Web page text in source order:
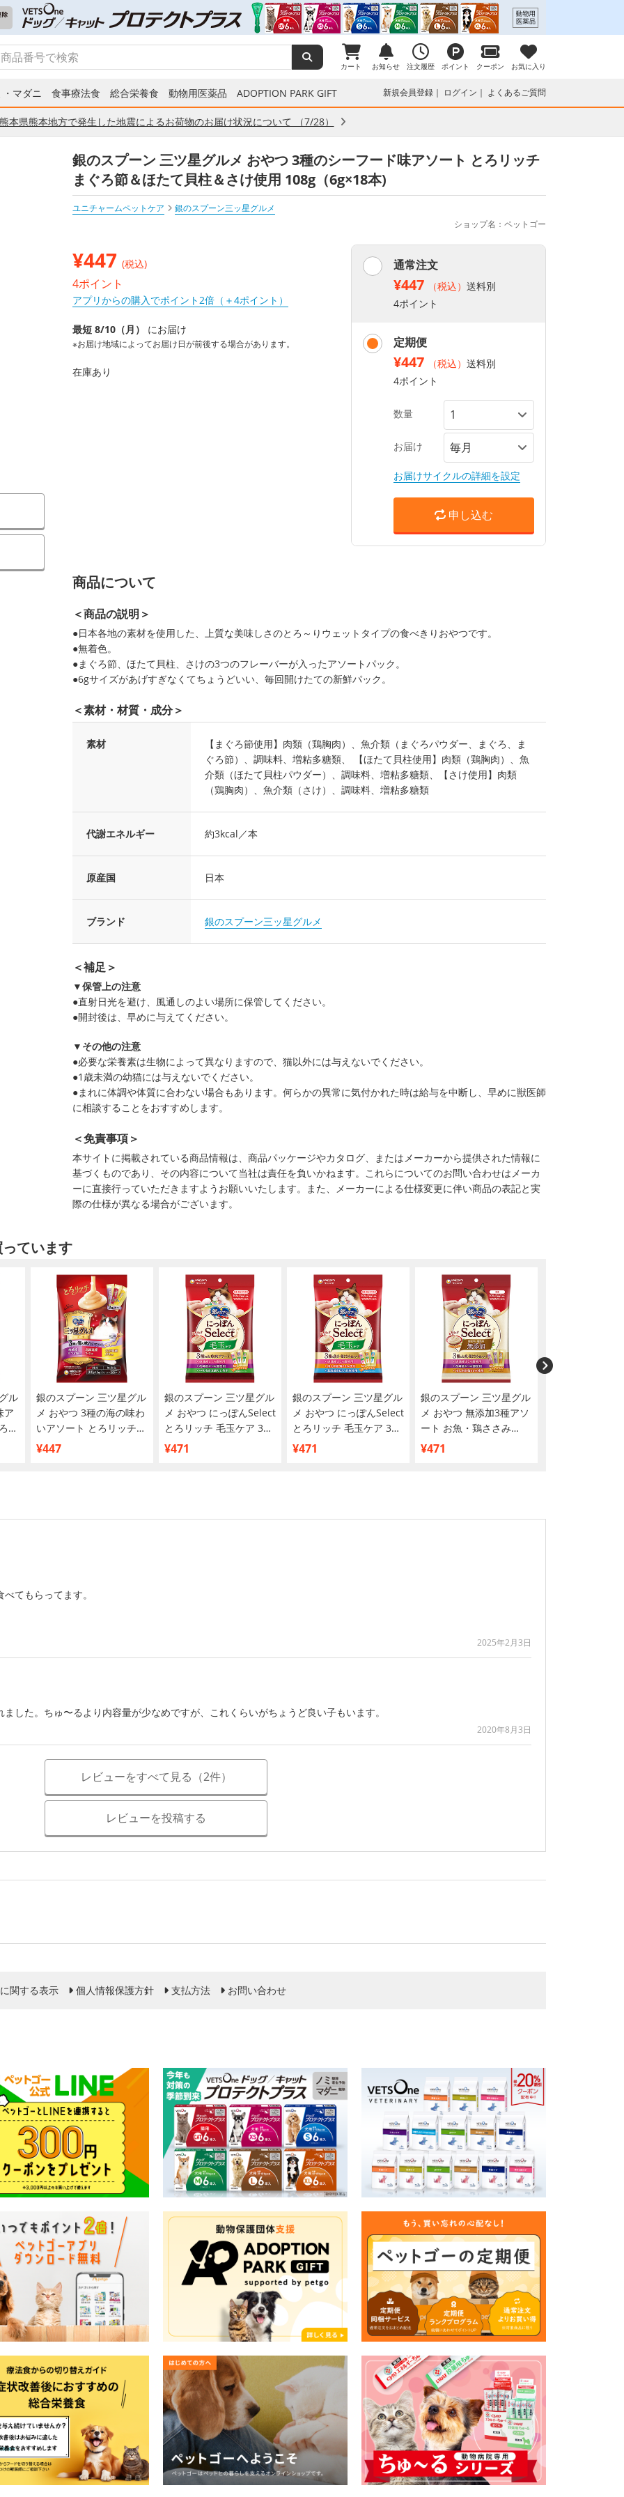
カート お知らせ 注文履歴 ポイント クーポン お気に入り
・マダニ 食事療法食 総合栄養食 動物用医薬品 ADOPTION PARK GIFT 新規会員登録 ログイン よくあるご質問
熊本県熊本地方で発生した地震によるお荷物のお届け状況について （7/28）
銀のスプーン 三ツ星グルメ おやつ 3種のシーフード味アソート とろリッチ
まぐろ節＆ほたて貝柱＆さけ使用 108g（6g×18本)
ユニチャームペットケア
銀のスプーン三ッ星グルメ
ショップ名：ペットゴー
¥447 (税込)
4ポイント
アプリからの購入でポイント2倍（＋4ポイント）
最短 8/10（月） にお届け
※お届け地域によってお届け日が前後する場合があります。
在庫あり
通常注文
¥447 （税込） 送料別
4ポイント
定期便
¥447 （税込） 送料別
4ポイント
数量
お届け
お届けサイクルの詳細を設定
申し込む
商品について
＜商品の説明＞
●日本各地の素材を使用した、上質な美味しさのとろ～りウェットタイプの食べきりおやつです。
●無着色。
●まぐろ節、ほたて貝柱、さけの3つのフレーバーが入ったアソートパック。
●6gサイズがあげすぎなくてちょうどいい、毎回開けたての新鮮パック。
＜素材・材質・成分＞
素材
【まぐろ節使用】肉類（鶏胸肉）、魚介類（まぐろパウダー、まぐろ、ま
ぐろ節）、調味料、増粘多糖類、 【ほたて貝柱使用】肉類（鶏胸肉）、魚
介類（ほたて貝柱パウダー）、調味料、増粘多糖類、【さけ使用】肉類
（鶏胸肉）、魚介類（さけ）、調味料、増粘多糖類
代謝エネルギー 約3kcal／本
原産国 日本
ブランド 銀のスプーン三ッ星グルメ
＜補足＞
▼保管上の注意
●直射日光を避け、風通しのよい場所に保管してください。
●開封後は、早めに与えてください。
▼その他の注意
●必要な栄養素は生物によって異なりますので、猫以外には与えないでください。
●1歳未満の幼猫には与えないでください。
●まれに体調や体質に合わない場合もあります。何らかの異常に気付かれた時は給与を中断し、早めに獣医師
に相談することをおすすめします。
＜免責事項＞
本サイトに掲載されている商品情報は、商品パッケージやカタログ、またはメーカーから提供された情報に
基づくものであり、その内容について当社は責任を負いかねます。これらについてのお問い合わせはメーカ
ーに直接行っていただきますようお願いいたします。また、メーカーによる仕様変更に伴い商品の表記と実
際の仕様が異なる場合がございます。
ています
ル
ア
入
銀のスプーン 三ツ星グル
メ おやつ 3種の海の味わ
いアソート とろリッチ
かつお節＆さけ＆ぶり使
¥447
銀のスプーン 三ツ星グル
メ おやつ にっぽんSelect
とろリッチ 毛玉ケア 3種
のアソート まぐろ節＆か
¥471
銀のスプーン 三ツ星グル
メ おやつ にっぽんSelect
とろリッチ 毛玉ケア 3種
のアソート まぐろ＆鶏さ
¥471
銀のスプーン 三ツ星グル
メ おやつ 無添加3種アソ
ート お魚・鶏ささみ
108g
¥471
てもらってます。
2025年2月3日
した。ちゅ〜るより内容量が少なめですが、これくらいがちょうど良い子もいます。
2020年8月3日
レビューをすべて見る（2件）
レビューを投稿する
関する表示 個人情報保護方針 支払方法 お問い合わせ